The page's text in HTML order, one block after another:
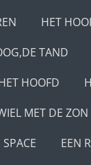
HET
TAND
HOOFD
MET DE ZON
SPACE EEN